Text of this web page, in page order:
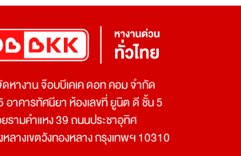
หางาน จ๊อบบีเคเค ดอท คอม จำกัด
อาคารทัศนียา ห้องเลขที่ ยูนิต ดี ชั้น 5
รามคำแหง 39 ถนนประชาอุทิศ
หลางเขตวังทองหลาง กรุงเทพฯ 10310